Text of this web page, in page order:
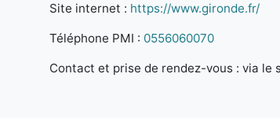
Site internet : https://www.gironde.fr/
Téléphone PMI : 0556060070
Contact et prise de rendez-vous : via le